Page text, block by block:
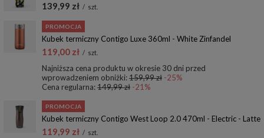
139,99 zł / szt.
PROMOCJA
Kubek termiczny Contigo Luxe 360ml - White Zinfandel
119,00 zł / szt.
Najniższa cena produktu w okresie 30 dni przed
wprowadzeniem obniżki:159,99 zł -25%
Cena regularna:149,99 zł -21%
PROMOCJA
Kubek termiczny Contigo West Loop 2.0 470ml - Electric - Latte
119,99 zł / szt.